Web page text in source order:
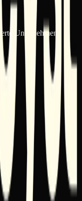
Unternehmen